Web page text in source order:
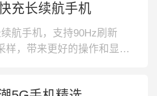
充长续航手机
航手机，支持90Hz刷新
样，带来更好的操作和显示